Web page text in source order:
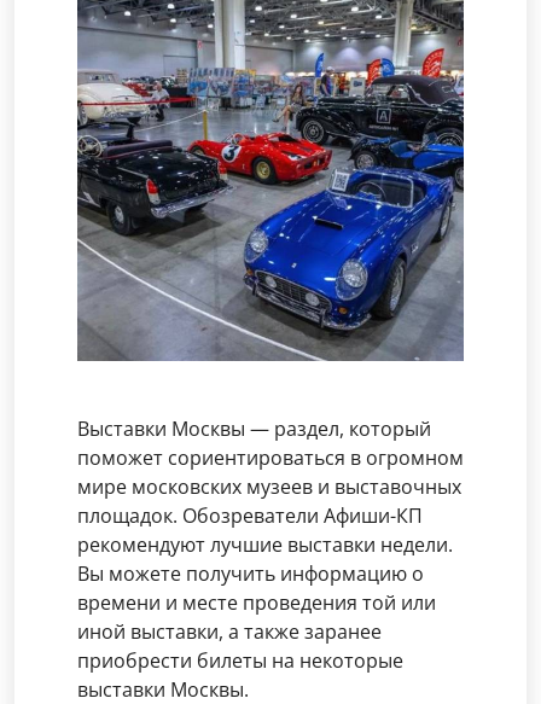
Выставки Москвы — раздел, который
поможет сориентироваться в огромном
мире московских музеев и выставочных
площадок. Обозреватели Афиши-КП
рекомендуют лучшие выставки недели.
Вы можете получить информацию о
времени и месте проведения той или
иной выставки, а также заранее
приобрести билеты на некоторые
выставки Москвы.